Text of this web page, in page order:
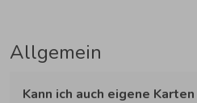
Allgemein
Kann ich auch eigene